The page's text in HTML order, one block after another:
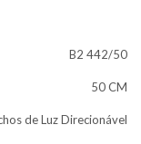
B2 442/50
50 CM
de Luz Direcionável